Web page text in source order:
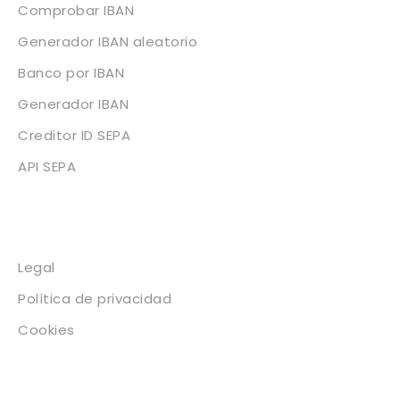
Comprobar IBAN
Generador IBAN aleatorio
Banco por IBAN
Generador IBAN
Creditor ID SEPA
API SEPA
Legal
Política de privacidad
Cookies